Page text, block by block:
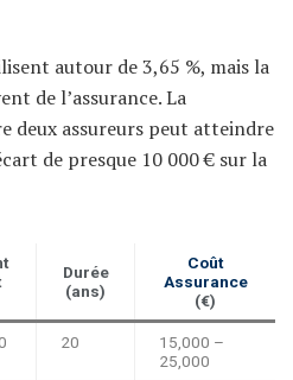
autour de 3,65 %, mais la
de l’assurance. La
deux assureurs peut atteindre
de presque 10 000 € sur la
Durée
(ans)
Coût
Assurance
(€)
20
15,000 –
25,000